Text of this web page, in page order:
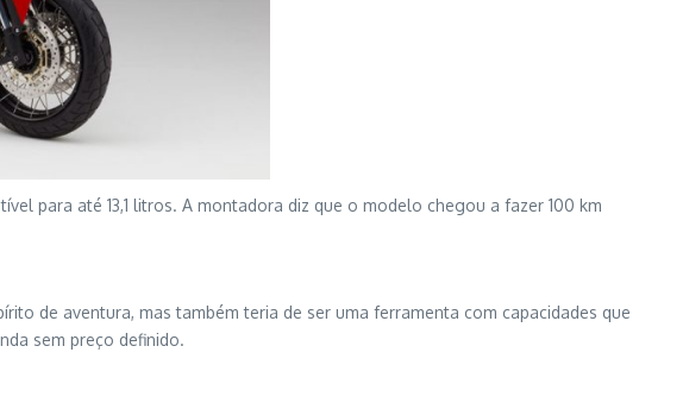
para até 13,1 litros. A montadora diz que o modelo chegou a fazer 100 km
de aventura, mas também teria de ser uma ferramenta com capacidades que
sem preço definido.